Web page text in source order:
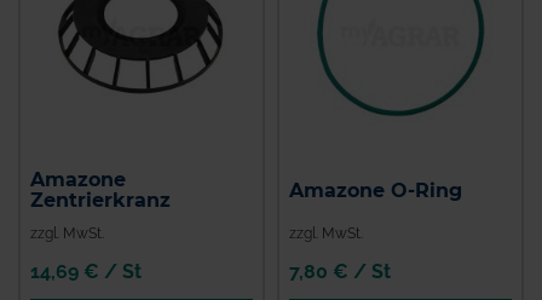
Amazone
Zentrierkranz
zzgl. MwSt.
14,69 € / St
Amazone O-Ring
zzgl. MwSt.
7,80 € / St